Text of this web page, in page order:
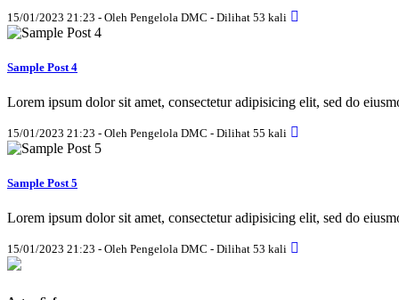
15/01/2023 21:23 - Oleh Pengelola DMC - Dilihat 53 kali
Sample Post 4
Lorem ipsum dolor sit amet, consectetur adipisicing elit, sed do
15/01/2023 21:23 - Oleh Pengelola DMC - Dilihat 55 kali
Sample Post 5
Lorem ipsum dolor sit amet, consectetur adipisicing elit, sed do
15/01/2023 21:23 - Oleh Pengelola DMC - Dilihat 53 kali